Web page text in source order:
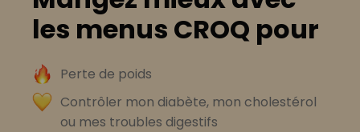
les menus CROQ pour
Perte de poids
Contrôler mon diabète, mon cholestérol
ou mes troubles digestifs